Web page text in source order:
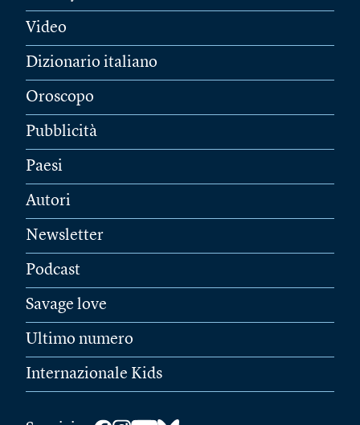
Video
Dizionario italiano
Oroscopo
Pubblicità
Paesi
Autori
Newsletter
Podcast
Savage love
Ultimo numero
Internazionale Kids